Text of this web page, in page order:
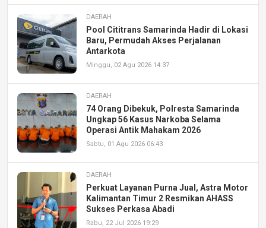
DAERAH
Pool Cititrans Samarinda Hadir di Lokasi
Baru, Permudah Akses Perjalanan
Antarkota
Minggu, 02 Agu 2026 14:37
DAERAH
74 Orang Dibekuk, Polresta Samarinda
Ungkap 56 Kasus Narkoba Selama
Operasi Antik Mahakam 2026
Sabtu, 01 Agu 2026 06:43
DAERAH
Perkuat Layanan Purna Jual, Astra Motor
Kalimantan Timur 2 Resmikan AHASS
Sukses Perkasa Abadi
Rabu, 22 Jul 2026 19:29